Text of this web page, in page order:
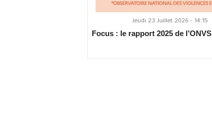
Jeudi 23 Juillet 2026 - 14:15
Focus : le rapport 2025 de l’ONVS